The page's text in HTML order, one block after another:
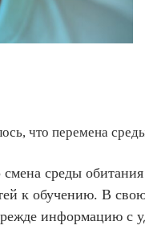
что перемена
среды обитания
к обучению. В свою
информацию с